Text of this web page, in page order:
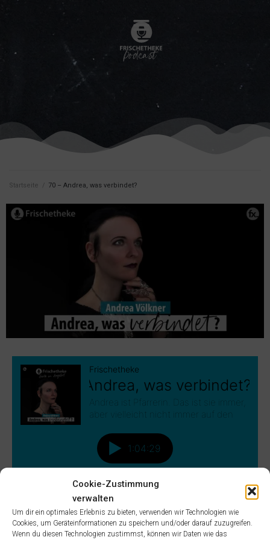
Cookie-Zustimmung
verwalten
Um dir ein optimales Erlebnis zu bieten, verwenden wir Technologien wie
Cookies, um Geräteinformationen zu speichern und/oder darauf zuzugreifen.
Wenn du diesen Technologien zustimmst, können wir Daten wie das
Startseite 70 – Andrea, was verbindet?